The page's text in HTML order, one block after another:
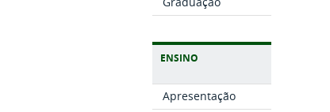
ENSINO
Apresentação